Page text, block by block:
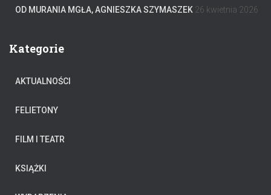
OD MURANIA MGŁA, AGNIESZKA SZYMASZEK 26 kwietnia 2026
Kategorie
AKTUALNOŚCI
FELIETONY
FILM I TEATR
KSIĄŻKI